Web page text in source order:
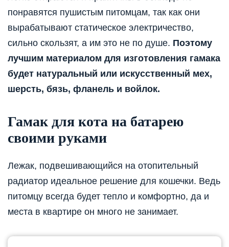
понравятся пушистым питомцам, так как они
вырабатывают статическое электричество,
сильно скользят, а им это не по душе. Поэтому
лучшим материалом для изготовления гамака
будет натуральный или искусственный мех,
шерсть, бязь, фланель и войлок.
Гамак для кота на батарею
своими руками
Лежак, подвешивающийся на отопительный
радиатор идеальное решение для кошечки. Ведь
питомцу всегда будет тепло и комфортно, да и
места в квартире он много не занимает.